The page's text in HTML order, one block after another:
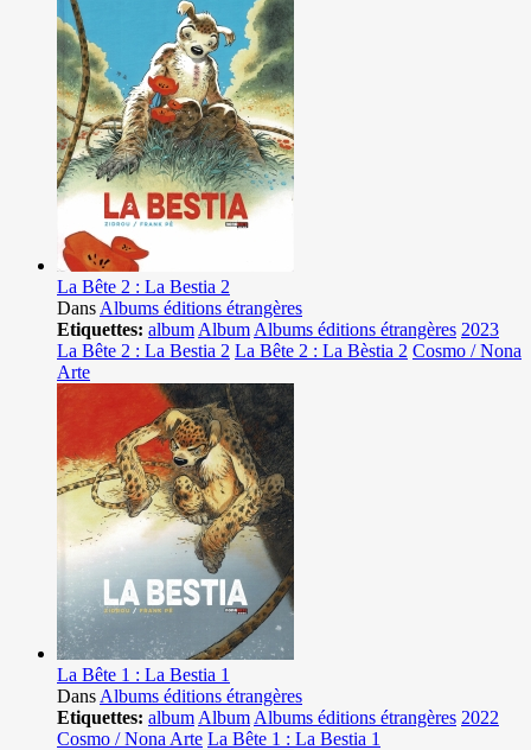
La Bête 2 : La Bestia 2
Dans Albums éditions étrangères
Etiquettes: album Album Albums éditions étrangères 2023
La Bête 2 : La Bestia 2 La Bête 2 : La Bèstia 2 Cosmo / Nona
Arte
La Bête 1 : La Bestia 1
Dans Albums éditions étrangères
Etiquettes: album Album Albums éditions étrangères 2022
Cosmo / Nona Arte La Bête 1 : La Bestia 1